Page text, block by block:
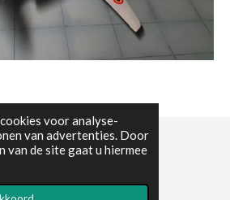
voor analyse-
van advertenties. Door
van de site gaat u hiermee
are copywright protected